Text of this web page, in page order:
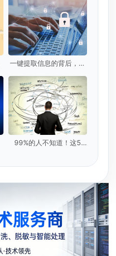
一键提取信息的背后，你
99%的人不知道！这5